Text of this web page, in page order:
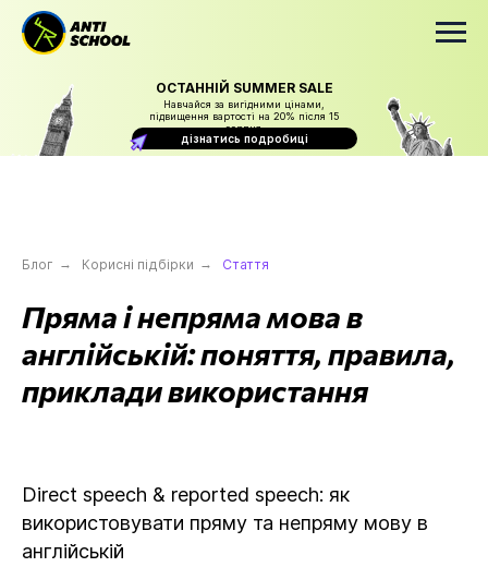
ОСТАННІЙ SUMMER SALE
дізнатись подробиці
Навчайся за вигідними цінами,
підвищення вартості на 20% після 15
серпня
Блог → Корисні підбірки → Стаття
Пряма і непряма мова в
англійській: поняття, правила,
приклади використання
Direct speech & reported speech: як
використовувати пряму та непряму мову в
англійській